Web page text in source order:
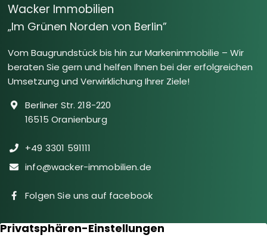
Wacker Immobilien
„Im Grünen Norden von Berlin”
Vom Baugrundstück bis hin zur Markenimmobilie – Wir
beraten Sie gern und helfen Ihnen bei der erfolgreichen
Umsetzung und Verwirklichung Ihrer Ziele!
Berliner Str. 218-220
16515 Oranienburg
+49 3301 591111
info@wacker-immobilien.de
Folgen Sie uns auf facebook
Immobilien Downloads